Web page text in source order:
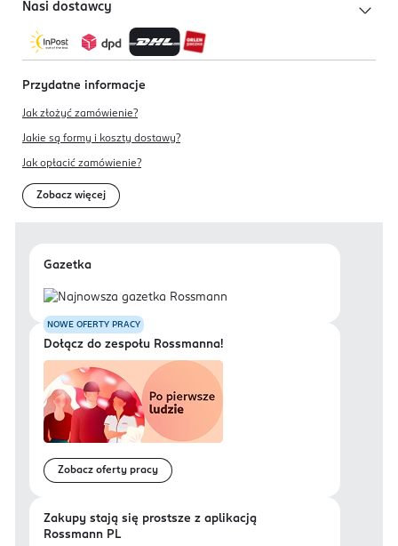
Nasi dostawcy
Przydatne informacje
Jak złożyć zamówienie?
Jakie są formy i koszty dostawy?
Jak opłacić zamówienie?
Zobacz więcej
Gazetka
NOWE OFERTY PRACY
Dołącz do zespołu Rossmanna!
Zobacz oferty pracy
Zakupy stają się prostsze z aplikacją
Rossmann PL